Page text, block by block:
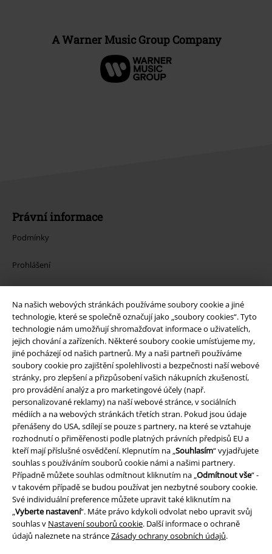
Na našich webových stránkách používáme soubory cookie a jiné
technologie, které se společně označují jako „soubory cookies“. Tyto
technologie nám umožňují shromažďovat informace o uživatelích,
jejich chování a zařízeních. Některé soubory cookie umísťujeme my,
jiné pocházejí od našich partnerů. My a naši partneři používáme
soubory cookie pro zajištění spolehlivosti a bezpečnosti naší webové
stránky, pro zlepšení a přizpůsobení vašich nákupních zkušeností,
pro provádění analýz a pro marketingové účely (např.
personalizované reklamy) na naší webové stránce, v sociálních
médiích a na webových stránkách třetích stran. Pokud jsou údaje
přenášeny do USA, sdílejí se pouze s partnery, na které se vztahuje
rozhodnutí o přiměřenosti podle platných právních předpisů EU a
kteří mají příslušné osvědčení. Klepnutím na „Souhlasím“ vyjadřujete
souhlas s používáním souborů cookie námi a našimi partnery.
Případně můžete souhlas odmítnout kliknutím na „Odmítnout vše“ -
v takovém případě se budou používat jen nezbytné soubory cookie.
Své individuální preference můžete upravit také kliknutím na
„Vyberte nastavení“. Máte právo kdykoli odvolat nebo upravit svůj
souhlas v Nastavení souborů cookie. Další informace o ochraně
údajů naleznete na stránceZásady ochrany osobních údajů.
A Warner Music Group Company
Právní informace
Podmínky
Prohlášení
Likvidace odpadu a ochrana životního prostředí
Prohlášení o shodě
Informace o přístupnosti
Nastavení souborů cookie
Odstoupení od smlouvy
Všechny ceny jsou včetně DPH, bezpoštovného a balného
© 1986-2026 EMP Merchandising
Naše online obchody